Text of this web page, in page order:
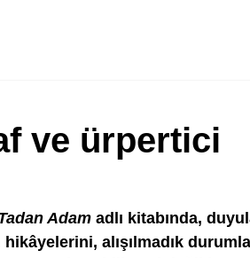
ve ürpertici
Adam adlı kitabında,
alışılmadık